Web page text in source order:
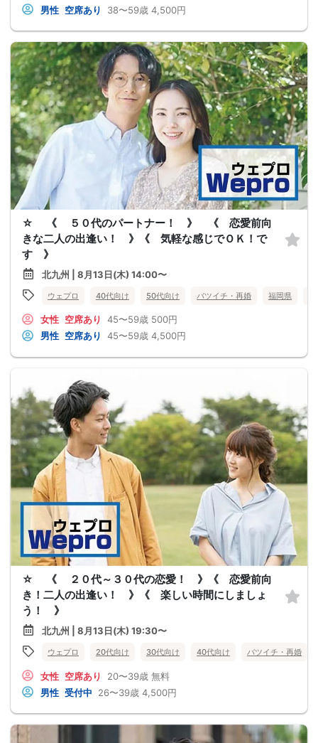
男性 空席あり 38〜59歳 4,500円
☆ 《 ５０代のパートナー！ 》 《 恋愛前向
きな二人の出逢い！ 》《 気軽な感じでＯＫ！で
す 》
北九州 | 8月13日(木) 14:00〜
ウェプロ 40代向け 50代向け バツイチ・再婚 福岡県
女性 空席あり 45〜59歳 500円
男性 空席あり 45〜59歳 4,500円
☆ 《 ２０代～３０代の恋愛！ 》《 恋愛前向
き！二人の出逢い！ 》《 楽しい時間にしましょ
う！ 》
北九州 | 8月13日(木) 19:30〜
ウェプロ 20代向け 30代向け 40代向け バツイチ・再婚
女性 空席あり 20〜39歳 無料
男性 受付中 26〜39歳 4,500円